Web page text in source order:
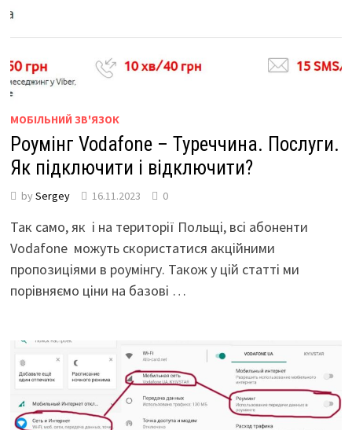
МОБІЛЬНИЙ ЗВ'ЯЗОК
Роумінг Vodafone – Туреччина. Послуги.
Як підключити і відключити?
by Sergey 16.11.2023 0
Так само, як і на території Польщі, всі абоненти
Vodafone можуть скористатися акційними
пропозиціями в роумінгу. Також у цій статті ми
порівняємо ціни на базові …